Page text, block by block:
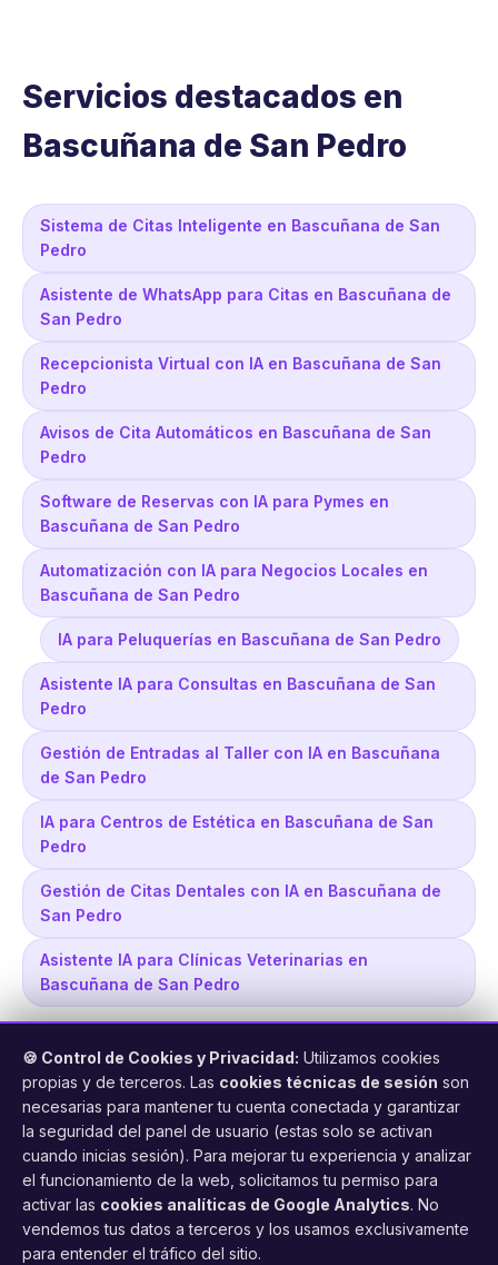
Servicios destacados en
Bascuñana de San Pedro
Sistema de Citas Inteligente en Bascuñana de San
Pedro
Asistente de WhatsApp para Citas en Bascuñana de
San Pedro
Recepcionista Virtual con IA en Bascuñana de San
Pedro
Avisos de Cita Automáticos en Bascuñana de San
Pedro
Software de Reservas con IA para Pymes en
Bascuñana de San Pedro
Automatización con IA para Negocios Locales en
Bascuñana de San Pedro
IA para Peluquerías en Bascuñana de San Pedro
Asistente IA para Consultas en Bascuñana de San
Pedro
Gestión de Entradas al Taller con IA en Bascuñana
de San Pedro
IA para Centros de Estética en Bascuñana de San
Pedro
Gestión de Citas Dentales con IA en Bascuñana de
San Pedro
Asistente IA para Clínicas Veterinarias en
Bascuñana de San Pedro
FacilCita
Asistente inteligente de citas por teléfono y WhatsApp.
Gestión profesional de agenda con IA para tu negocio.
🍪 Control de Cookies y Privacidad: Utilizamos cookies
propias y de terceros. Las cookies técnicas de sesión son
necesarias para mantener tu cuenta conectada y garantizar
la seguridad del panel de usuario (estas solo se activan
cuando inicias sesión). Para mejorar tu experiencia y analizar
el funcionamiento de la web, solicitamos tu permiso para
activar las cookies analíticas de Google Analytics. No
vendemos tus datos a terceros y los usamos exclusivamente
para entender el tráfico del sitio.